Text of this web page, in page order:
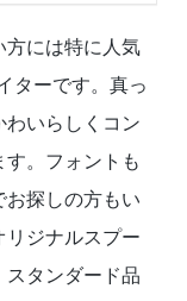
方には特に人気
ターです。真っ
わいらしくコン
。フォントも
お探しの方もい
リジナルスプー
スタンダード品